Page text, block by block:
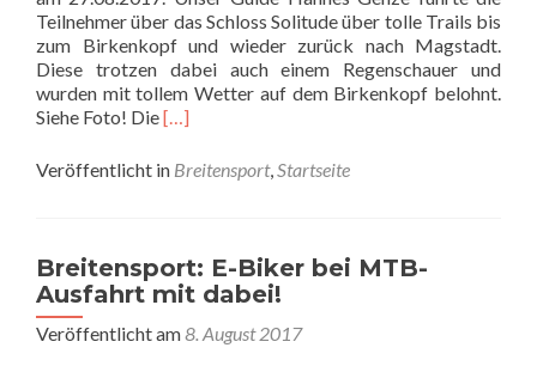
Teilnehmer über das Schloss Solitude über tolle Trails bis
zum Birkenkopf und wieder zurück nach Magstadt.
Diese trotzen dabei auch einem Regenschauer und
wurden mit tollem Wetter auf dem Birkenkopf belohnt.
Siehe Foto! DieRead
about
Breitensport:
Vorschau
[…]
Veröffentlicht in Breitensport,Startseite
Breitensport: E-Biker bei MTB-
Ausfahrt mit dabei!
Veröffentlicht am8. August 2017